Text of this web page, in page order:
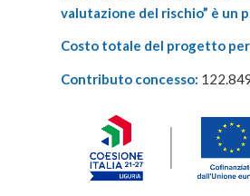
valutazione del rischio” è un
Costo totale del progetto
Contributo concesso: